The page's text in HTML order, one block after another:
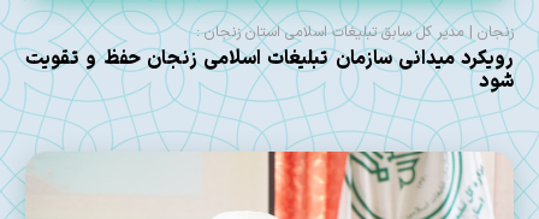
زنجان | مدیر کل سابق تبلیغات اسلامی استان زنجان :
رویکرد میدانی سازمان تبلیغات اسلامی زنجان حفظ و تقویت
شود